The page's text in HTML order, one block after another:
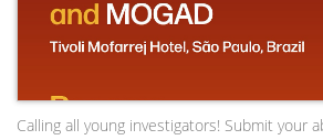
Calling all young investigators! Submit your